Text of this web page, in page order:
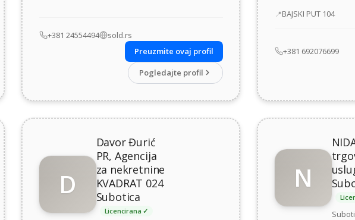
+381 24554494
sold.rs
Preuzmite ovaj profil
Pogledajte profil
Adresa
BAJSKI PUT 104
+381 692076699
D
Davor Đurić
PR, Agencija
za nekretnine
KVADRAT 024
Subotica
Licencirana ✓
N